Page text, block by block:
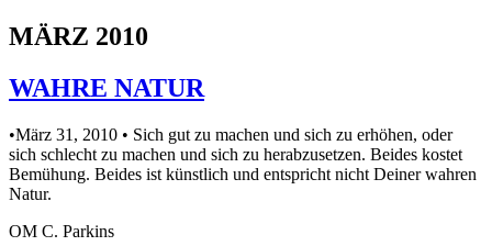
MÄRZ 2010
WAHRE NATUR
•März 31, 2010 • Sich gut zu machen und sich zu erhöhen, oder
sich schlecht zu machen und sich zu herabzusetzen. Beides kostet
Bemühung. Beides ist künstlich und entspricht nicht Deiner wahren
Natur.
OM C. Parkins